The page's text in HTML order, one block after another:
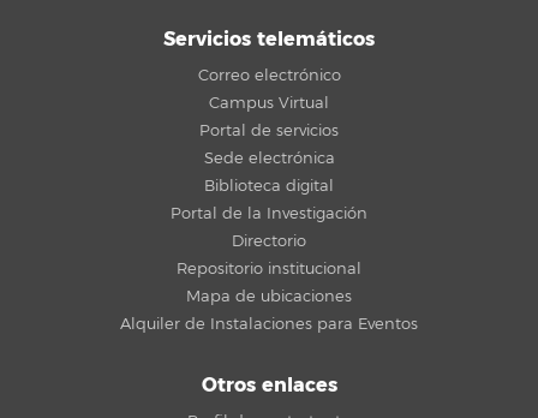
Servicios telemáticos
Correo electrónico
Campus Virtual
Portal de servicios
Sede electrónica
Biblioteca digital
Portal de la Investigación
Directorio
Repositorio institucional
Mapa de ubicaciones
Alquiler de Instalaciones para Eventos
Otros enlaces